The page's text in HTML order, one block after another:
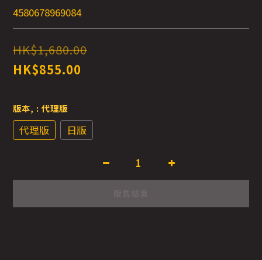
4580678969084
HK$1,680.00
HK$855.00
版本, : 代理版
代理版 日版